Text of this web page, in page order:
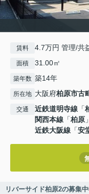
賃料 4.7万円 管理/共
面積 31.00㎡
築年数 築14年
所在地 大阪府柏原市古
交通 近鉄道明寺線 「
関西本線 「柏原
近鉄大阪線 「安
リバーサイド柏原2の募集